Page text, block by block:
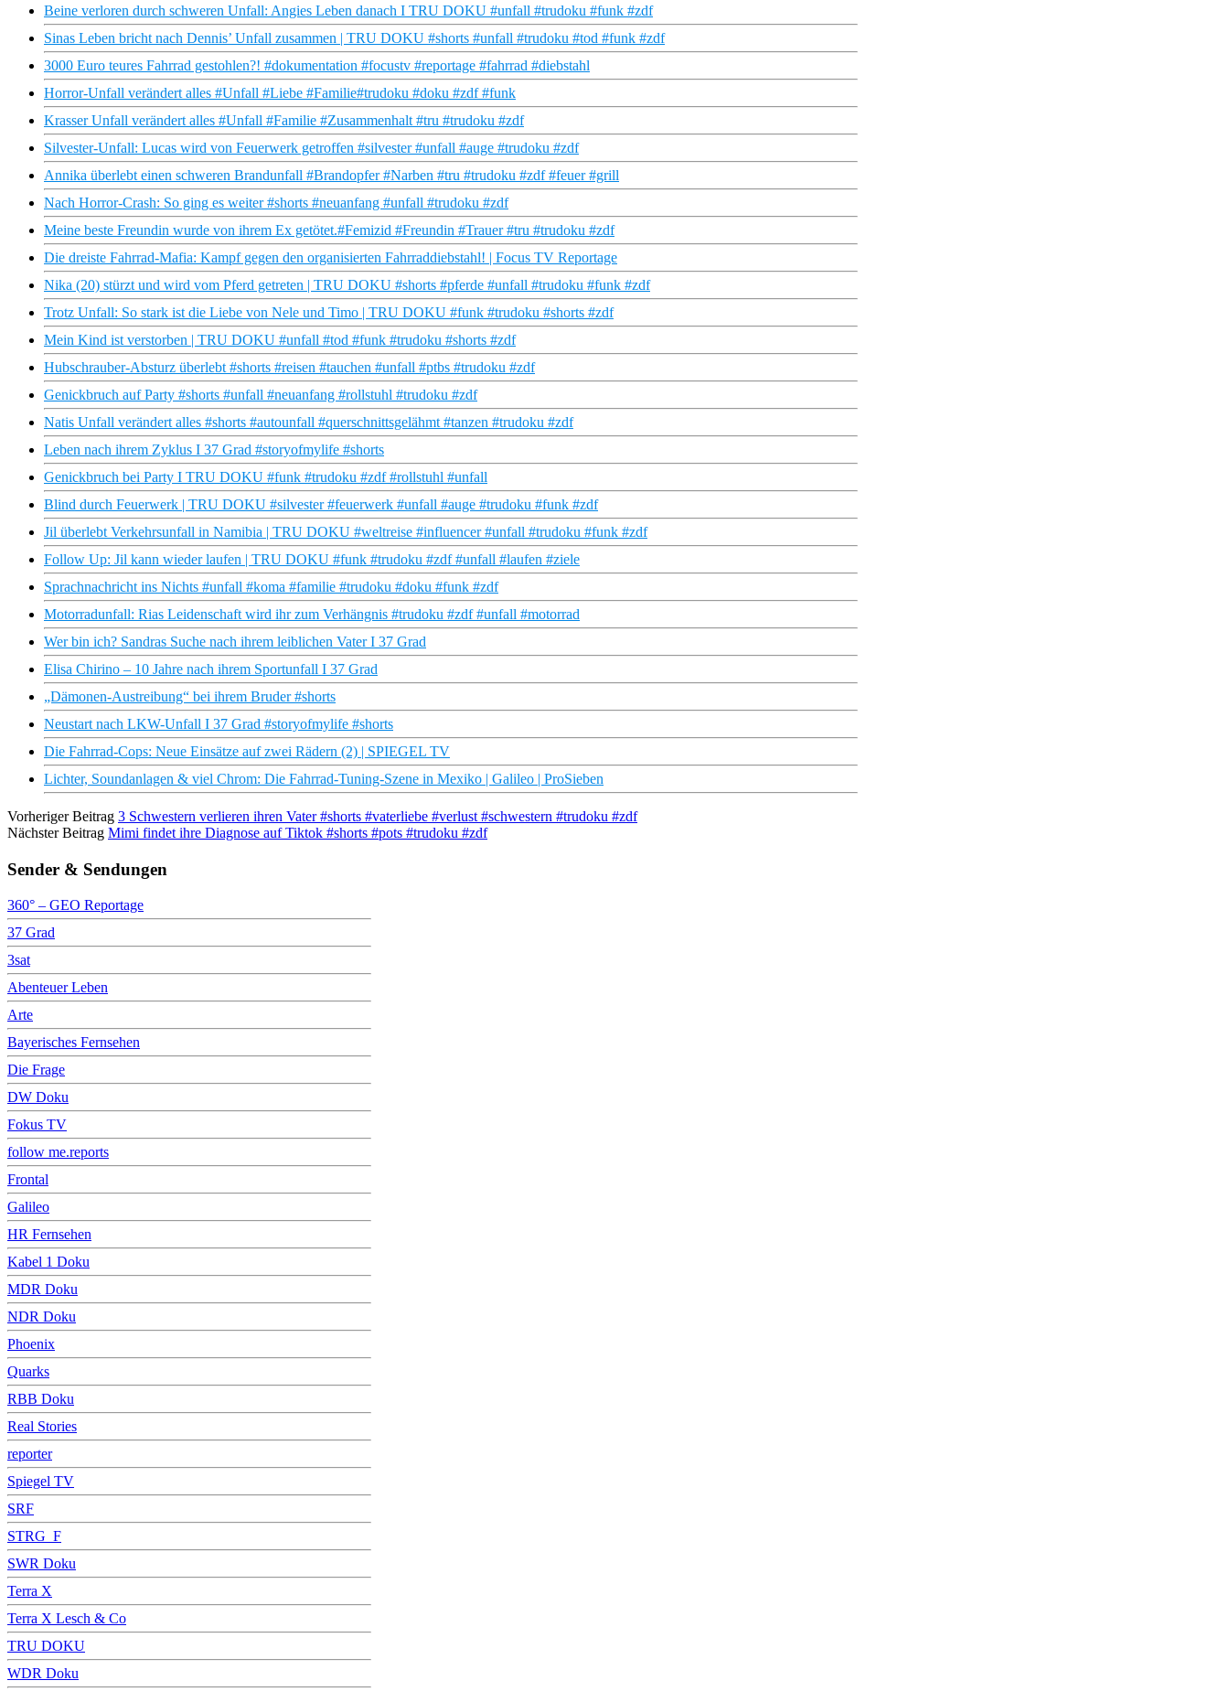
Beine verloren durch schweren Unfall: Angies Leben danach I TRU DOKU #unfall #trudoku #funk #zdf
Sinas Leben bricht nach Dennis’ Unfall zusammen | TRU DOKU #shorts #unfall #trudoku #tod #funk #zdf
3000 Euro teures Fahrrad gestohlen?! #dokumentation #focustv #reportage #fahrrad #diebstahl
Horror-Unfall verändert alles #Unfall #Liebe #Familie#trudoku #doku #zdf #funk
Krasser Unfall verändert alles #Unfall #Familie #Zusammenhalt #tru #trudoku #zdf
Silvester-Unfall: Lucas wird von Feuerwerk getroffen #silvester #unfall #auge #trudoku #zdf
Annika überlebt einen schweren Brandunfall #Brandopfer #Narben #tru #trudoku #zdf #feuer #grill
Nach Horror-Crash: So ging es weiter #shorts #neuanfang #unfall #trudoku #zdf
Meine beste Freundin wurde von ihrem Ex getötet.#Femizid #Freundin #Trauer #tru #trudoku #zdf
Die dreiste Fahrrad-Mafia: Kampf gegen den organisierten Fahrraddiebstahl! | Focus TV Reportage
Nika (20) stürzt und wird vom Pferd getreten | TRU DOKU #shorts #pferde #unfall #trudoku #funk #zdf
Trotz Unfall: So stark ist die Liebe von Nele und Timo | TRU DOKU #funk #trudoku #shorts #zdf
Mein Kind ist verstorben | TRU DOKU #unfall #tod #funk #trudoku #shorts #zdf
Hubschrauber-Absturz überlebt #shorts #reisen #tauchen #unfall #ptbs #trudoku #zdf
Genickbruch auf Party #shorts #unfall #neuanfang #rollstuhl #trudoku #zdf
Natis Unfall verändert alles #shorts #autounfall #querschnittsgelähmt #tanzen #trudoku #zdf
Leben nach ihrem Zyklus I 37 Grad #storyofmylife #shorts
Genickbruch bei Party I TRU DOKU #funk #trudoku #zdf #rollstuhl #unfall
Blind durch Feuerwerk | TRU DOKU #silvester #feuerwerk #unfall #auge #trudoku #funk #zdf
Jil überlebt Verkehrsunfall in Namibia | TRU DOKU #weltreise #influencer #unfall #trudoku #funk #zdf
Follow Up: Jil kann wieder laufen | TRU DOKU #funk #trudoku #zdf #unfall #laufen #ziele
Sprachnachricht ins Nichts #unfall #koma #familie #trudoku #doku #funk #zdf
Motorradunfall: Rias Leidenschaft wird ihr zum Verhängnis #trudoku #zdf #unfall #motorrad
Wer bin ich? Sandras Suche nach ihrem leiblichen Vater I 37 Grad
Elisa Chirino – 10 Jahre nach ihrem Sportunfall I 37 Grad
„Dämonen-Austreibung“ bei ihrem Bruder #shorts
Neustart nach LKW-Unfall I 37 Grad #storyofmylife #shorts
Die Fahrrad-Cops: Neue Einsätze auf zwei Rädern (2) | SPIEGEL TV
Lichter, Soundanlagen & viel Chrom: Die Fahrrad-Tuning-Szene in Mexiko | Galileo | ProSieben
Vorheriger Beitrag 3 Schwestern verlieren ihren Vater #shorts #vaterliebe #verlust #schwestern #trudoku #zdf
Nächster Beitrag Mimi findet ihre Diagnose auf Tiktok #shorts #pots #trudoku #zdf
Sender & Sendungen
360° – GEO Reportage
37 Grad
3sat
Abenteuer Leben
Arte
Bayerisches Fernsehen
Die Frage
DW Doku
Fokus TV
follow me.reports
Frontal
Galileo
HR Fernsehen
Kabel 1 Doku
MDR Doku
NDR Doku
Phoenix
Quarks
RBB Doku
Real Stories
reporter
Spiegel TV
SRF
STRG_F
SWR Doku
Terra X
Terra X Lesch & Co
TRU DOKU
WDR Doku